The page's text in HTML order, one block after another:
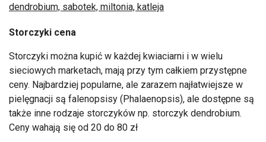
dendrobium, sabotek, miltonia, katleja
Storczyki cena
Storczyki można kupić w każdej kwiaciarni i w wielu
sieciowych marketach, mają przy tym całkiem przystępne
ceny. Najbardziej popularne, ale zarazem najłatwiejsze w
pielęgnacji są falenopsisy (Phalaenopsis), ale dostępne są
także inne rodzaje storczyków np. storczyk dendrobium.
Ceny wahają się od 20 do 80 zł